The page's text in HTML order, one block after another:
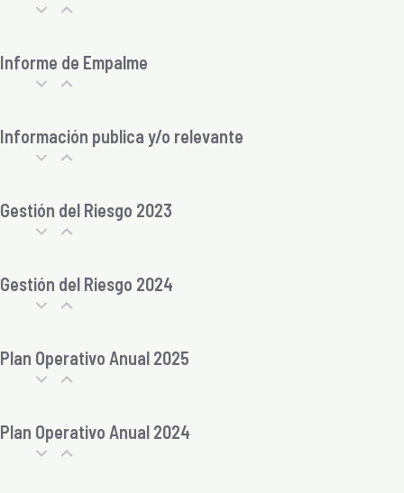
Informe de Empalme
Información publica y/o relevante
Gestión del Riesgo 2023
Gestión del Riesgo 2024
Plan Operativo Anual 2025
Plan Operativo Anual 2024